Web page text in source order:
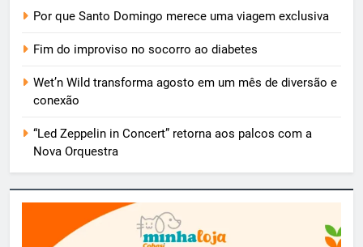
Por que Santo Domingo merece uma viagem exclusiva
Fim do improviso no socorro ao diabetes
Wet’n Wild transforma agosto em um mês de diversão e
conexão
“Led Zeppelin in Concert” retorna aos palcos com a
Nova Orquestra